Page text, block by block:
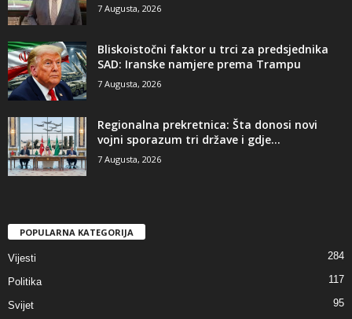
7 Augusta, 2026
​Bliskoistočni faktor u trci za predsjednika
SAD: Iranske namjere prema Trampu
7 Augusta, 2026
​Regionalna prekretnica: Šta donosi novi
vojni sporazum tri države i gdje...
7 Augusta, 2026
POPULARNA KATEGORIJA
Vijesti 284
Politika 117
Svijet 95